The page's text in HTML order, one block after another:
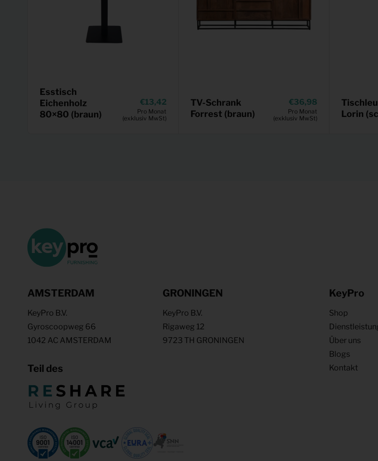
Esstisch
Eichenholz
80×80 (braun)
13,42
Pro Monat
(exklusiv MwSt)
TV-Schrank
Forrest (braun)
36,98
Pro Monat
(exklusiv MwSt)
Lorin
AMSTERDAM
KeyPro B.V.
Gyroscoopweg 66
1042 AC AMSTERDAM
GRONINGEN
KeyPro B.V.
Rigaweg 12
9723 TH GRONINGEN
KeyPro
Shop
Über uns
Blogs
Kontakt
Teil des